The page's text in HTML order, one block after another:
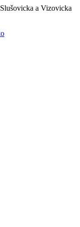
a Vizovicka